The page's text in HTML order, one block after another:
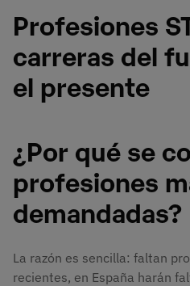
Profesiones
carreras del
el presente
¿Por qué se
profesiones
demandadas?
La razón es sencilla: faltan
recientes, en España harán